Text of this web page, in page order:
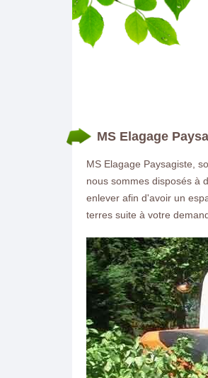
MS Elagage
MS Elagage Paysagiste,
nous sommes disposés à
enlever afin d'avoir un
terres suite à votre